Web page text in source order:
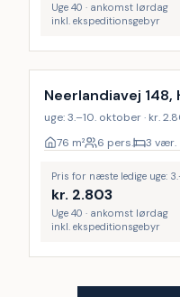
Uge 40 · ankomst lørdag
inkl. ekspeditionsgebyr
Neerlandiavej 148,
uge: 3.–10. oktober · kr.
76 m² 6 pers. 3 vær.
Pris for næste ledige uge:
kr. 2.803
Uge 40 · ankomst lørdag
inkl. ekspeditionsgebyr